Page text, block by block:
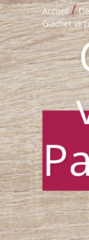
Accueil /
Guichet